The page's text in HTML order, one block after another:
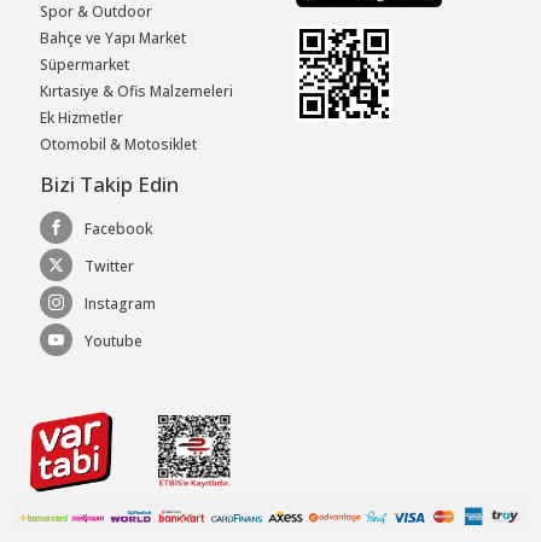
Spor & Outdoor
Bahçe ve Yapı Market
Süpermarket
Kırtasiye & Ofis Malzemeleri
Ek Hizmetler
Otomobil & Motosiklet
Bizi Takip Edin
Facebook
Twitter
Instagram
Youtube